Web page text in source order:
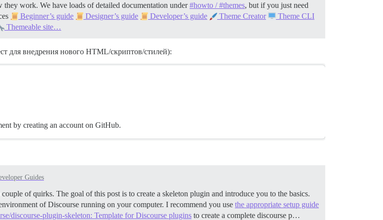
they work. We have loads of detailed documentation under#howto / #themes, but if you just need
Beginner’s guide Designer’s guide Developer’s guide Theme Creator
Theme CLI
Themeable site…
для внедрения нового HTML/скриптов/стилей):
by creating an account on GitHub.
Guides
of quirks. The goal of this post is to create a skeleton plugin and introduce you to the basics.
of Discourse running on your computer. I recommend you use the appropriate setup guide
discourse-plugin-skeleton: Template for Discourse plugins to create a complete discourse p…